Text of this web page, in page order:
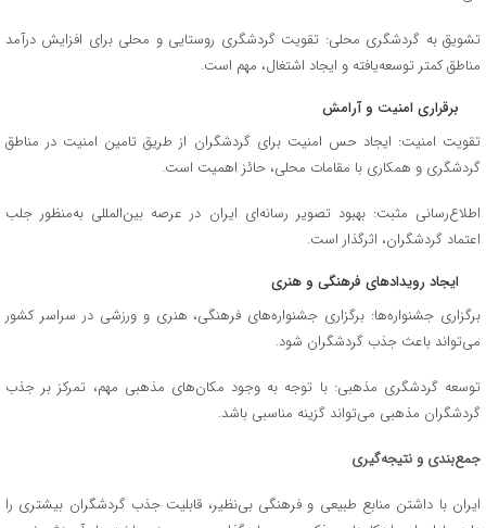
تشویق به گردشگری محلی: تقویت گردشگری روستایی و محلی برای افزایش درآمد
مناطق کمتر توسعه‌یافته و ایجاد اشتغال، مهم است.
برقراری امنیت و آرامش
تقویت امنیت: ایجاد حس امنیت برای گردشگران از طریق تامین امنیت در مناطق
گردشگری و همکاری با مقامات محلی، حائز اهمیت است.
اطلاع‌رسانی مثبت: بهبود تصویر رسانه‌ای ایران در عرصه بین‌المللی به‌منظور جلب
اعتماد گردشگران، اثرگذار است.
ایجاد رویدادهای فرهنگی و هنری
برگزاری جشنواره‌ها: برگزاری جشنواره‌های فرهنگی، هنری و ورزشی در سراسر کشور
می‌تواند باعث جذب گردشگران شود.
توسعه گردشگری مذهبی: با توجه به وجود مکان‌های مذهبی مهم، تمرکز بر جذب
گردشگران مذهبی می‌تواند گزینه مناسبی باشد.
جمع‌بندی و نتیجه‌گیری
ایران با داشتن منابع طبیعی و فرهنگی بی‌نظیر، قابلیت جذب گردشگران بیشتری را